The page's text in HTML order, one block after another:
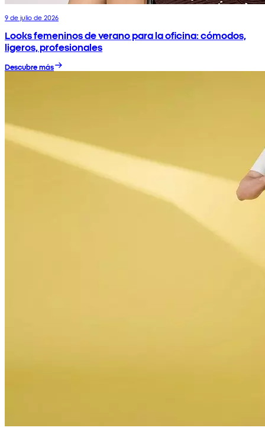
9 de julio de 2026
Looks femeninos de verano para la oficina: cómodos,
ligeros, profesionales
Descubre más